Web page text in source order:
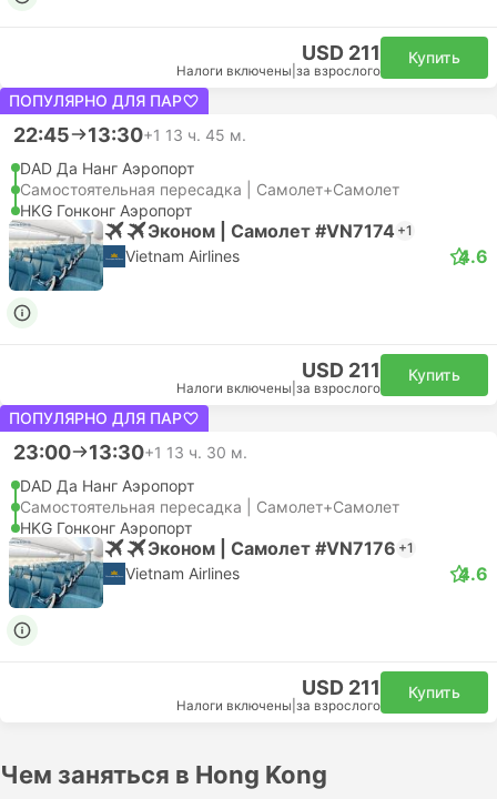
USD 211
Налоги включены за взрослого
Купить
ПОПУЛЯРНО ДЛЯ ПАР
22:45 13:30+1 13 ч. 45 м.
DAD Да Нанг Аэропорт
Самостоятельная пересадка | Самолет+Самолет
HKG Гонконг Аэропорт
Эконом | Самолет #VN7174 +1
Vietnam Airlines 4.6
USD 211
Налоги включены за взрослого
Купить
ПОПУЛЯРНО ДЛЯ ПАР
23:00 13:30+1 13 ч. 30 м.
DAD Да Нанг Аэропорт
Самостоятельная пересадка | Самолет+Самолет
HKG Гонконг Аэропорт
Эконом | Самолет #VN7176 +1
Vietnam Airlines 4.6
USD 211
Налоги включены за взрослого
Купить
Чем заняться в Hong Kong